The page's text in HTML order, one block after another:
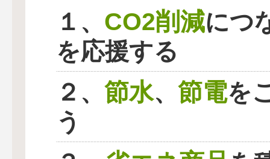
１、 CO2削減につ
を応援する
２、 節水、 節電を
う